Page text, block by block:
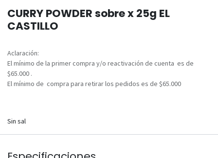
CURRY POWDER sobre x 25g EL
CASTILLO
Aclaración:
El mínimo de la primer compra y/o reactivación de cuenta es de
$65.000 .
El mínimo de compra para retirar los pedidos es de $65.000
Sin sal